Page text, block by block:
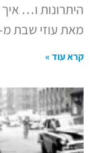
היתרונות ו…
מאת עוזי שבת מ-Digital Solutions
קרא עוד »